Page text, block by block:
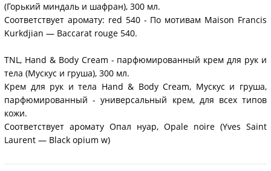
(Горький миндаль и шафран), 300 мл.
Соответствует аромату: red 540 - По мотивам Maison Francis
Kurkdjian — Baccarat rouge 540.
TNL, Hand & Body Cream - парфюмированный крем для рук и
тела (Мускус и груша), 300 мл.
Крем для рук и тела Hand & Body Cream, Мускус и груша,
парфюмированный - универсальный крем, для всех типов
кожи.
Соответствует аромату Опал нуар, Opale noire (Yves Saint
Laurent — Black opium w)